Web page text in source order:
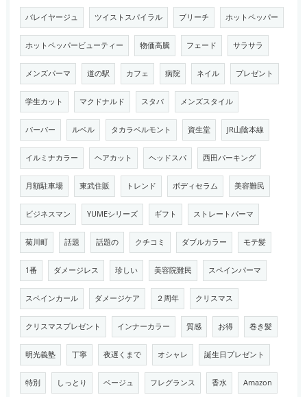
バレイヤージュ ツイストスパイラル ブリーチ ホットペッパー
ホットペッパービューティー 物価高騰 フェード サラサラ
メンズパーマ 道の駅 カフェ 病院 ネイル プレゼント
学生カット マクドナルド スタバ メンズスタイル
バーバー ルベル タカラベルモント 資生堂 JR山陰本線
イルミナカラー ヘアカット ヘッドスパ 西田パーキング
月額駐車場 東武住販 トレンド ボディセラム 美容難民
ビジネスマン YUMEシリーズ ギフト ストレートパーマ
菊川町 話題 話題の クチコミ ダブルカラー モテ髪
1番 ダメージレス 珍しい 美容院難民 スペインパーマ
スペインカール ダメージケア ２周年 クリスマス
クリスマスプレゼント インナーカラー 質感 お得 巻き髪
明光義塾 丁寧 夜遅くまで オシャレ 誕生日プレゼント
特別 しっとり ベージュ フレグランス 香水 Amazon